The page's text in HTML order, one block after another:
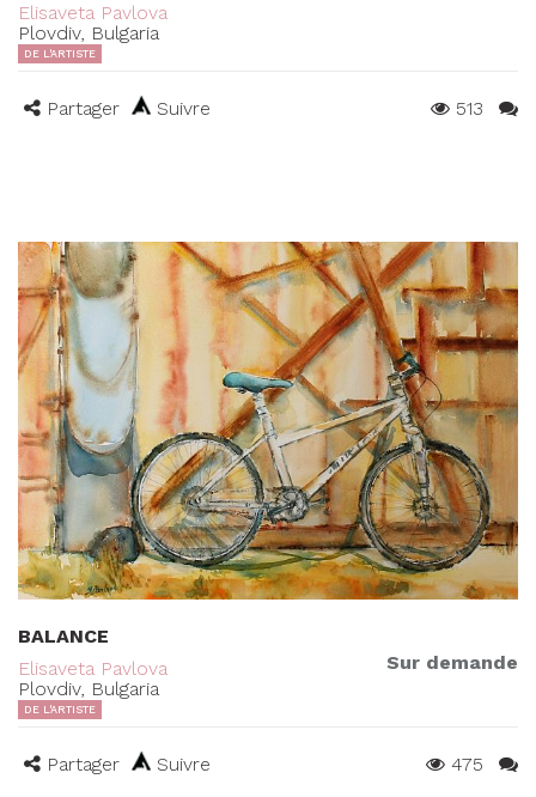
Elisaveta Pavlova
Plovdiv, Bulgaria
DE L'ARTISTE
Partager Suivre 513
BALANCE
Elisaveta Pavlova
Plovdiv, Bulgaria
Sur demande
DE L'ARTISTE
Partager Suivre 475